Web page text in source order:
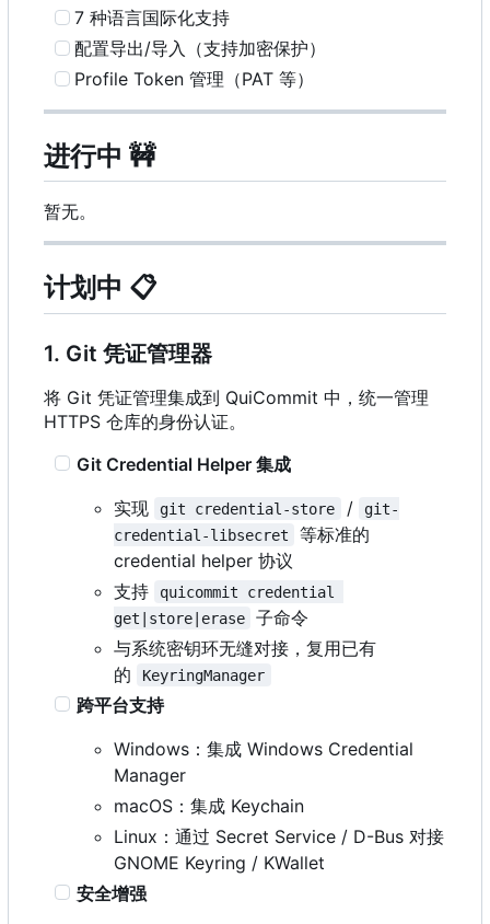
7 种语言国际化支持
配置导出/导入（支持加密保护）
Profile Token 管理 （PAT 等）
进行中 🚧
暂无。
计划中 📋
1. Git 凭证管理器
将 Git 凭证管理集成到 QuiCommit 中，统一管理
HTTPS 仓库的身份认证。
Git Credential Helper 集成
实现
git credential-store /
git-
credential-libsecret
等标准的
credential helper 协议
支持
quicommit credential
get|store|erase
子命令
与系统密钥环无缝对接，复用已有
的
KeyringManager
跨平台支持
Windows ： 集成 Windows Credential
Manager
macOS ： 集成 Keychain
Linux ： 通过 Secret Service / D-Bus 对接
GNOME Keyring / KWallet
安全增强